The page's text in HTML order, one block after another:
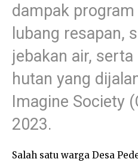
dampak
lubang resapan,
jebakan air,
hutan yang
Imagine Society
2023.
Salah satu warga Desa